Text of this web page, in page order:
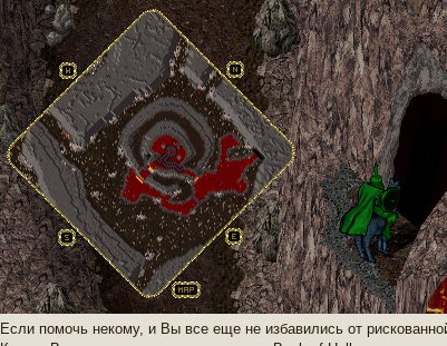
Если помочь некому, и Вы все еще не избавились от